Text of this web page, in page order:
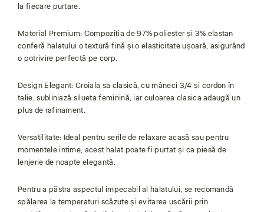
la fiecare purtare.
Material Premium: Compoziția de 97% poliester și 3% elastan
conferă halatului o textură fină și o elasticitate ușoară, asigurând
o potrivire perfectă pe corp.
Design Elegant: Croiala sa clasică, cu mâneci 3/4 și cordon în
talie, subliniază silueta feminină, iar culoarea clasica adaugă un
plus de rafinament.
Versatilitate: Ideal pentru serile de relaxare acasă sau pentru
momentele intime, acest halat poate fi purtat și ca piesă de
lenjerie de noapte elegantă.
Pentru a păstra aspectul impecabil al halatului, se recomandă
spălarea la temperaturi scăzute și evitarea uscării prin